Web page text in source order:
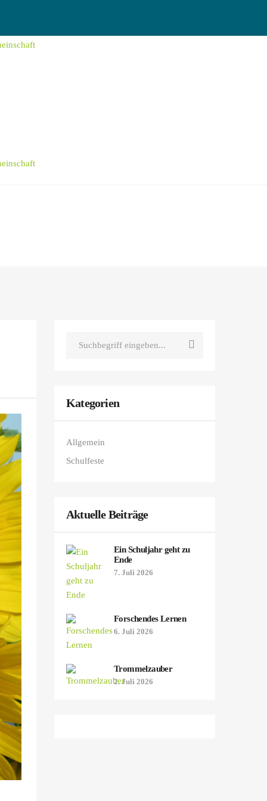
Kategorien
Allgemein
Schulfeste
Aktuelle Beiträge
Ein Schuljahr geht zu
Ende
7. Juli 2026
Forschendes Lernen
6. Juli 2026
Trommelzauber
2. Juli 2026